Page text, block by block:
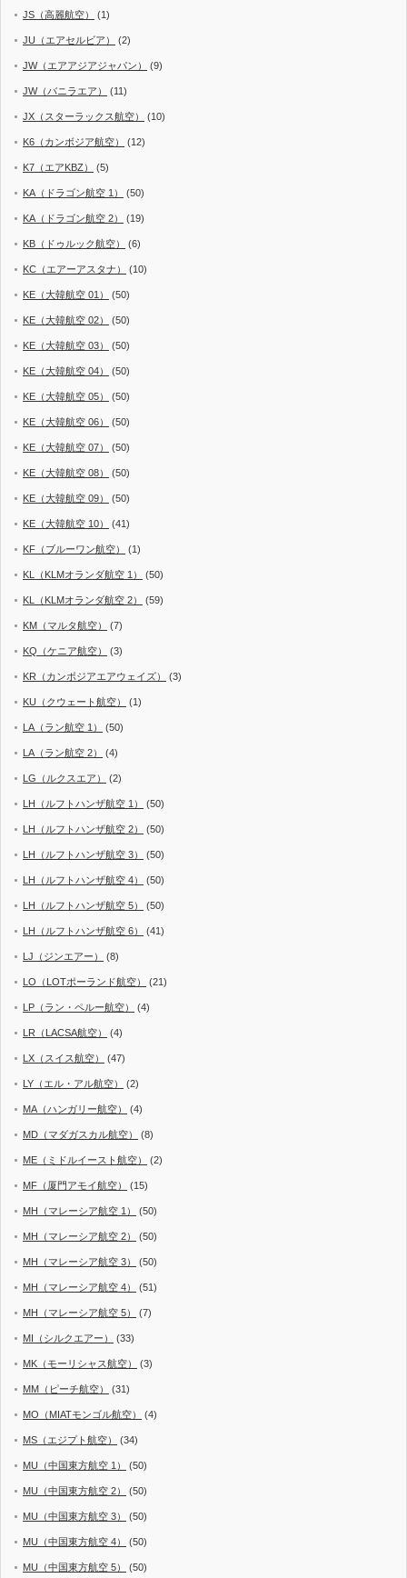
JS（高麗航空） (1)
JU（エアセルビア） (2)
JW（エアアジアジャパン） (9)
JW（バニラエア） (11)
JX（スターラックス航空） (10)
K6（カンボジア航空） (12)
K7（エアKBZ） (5)
KA（ドラゴン航空 1） (50)
KA（ドラゴン航空 2） (19)
KB（ドゥルック航空） (6)
KC（エアーアスタナ） (10)
KE（大韓航空 01） (50)
KE（大韓航空 02） (50)
KE（大韓航空 03） (50)
KE（大韓航空 04） (50)
KE（大韓航空 05） (50)
KE（大韓航空 06） (50)
KE（大韓航空 07） (50)
KE（大韓航空 08） (50)
KE（大韓航空 09） (50)
KE（大韓航空 10） (41)
KF（ブルーワン航空） (1)
KL（KLMオランダ航空 1） (50)
KL（KLMオランダ航空 2） (59)
KM（マルタ航空） (7)
KQ（ケニア航空） (3)
KR（カンボジアエアウェイズ） (3)
KU（クウェート航空） (1)
LA（ラン航空 1） (50)
LA（ラン航空 2） (4)
LG（ルクスエア） (2)
LH（ルフトハンザ航空 1） (50)
LH（ルフトハンザ航空 2） (50)
LH（ルフトハンザ航空 3） (50)
LH（ルフトハンザ航空 4） (50)
LH（ルフトハンザ航空 5） (50)
LH（ルフトハンザ航空 6） (41)
LJ（ジンエアー） (8)
LO（LOTポーランド航空） (21)
LP（ラン・ペルー航空） (4)
LR（LACSA航空） (4)
LX（スイス航空） (47)
LY（エル・アル航空） (2)
MA（ハンガリー航空） (4)
MD（マダガスカル航空） (8)
ME（ミドルイースト航空） (2)
MF（厦門アモイ航空） (15)
MH（マレーシア航空 1） (50)
MH（マレーシア航空 2） (50)
MH（マレーシア航空 3） (50)
MH（マレーシア航空 4） (51)
MH（マレーシア航空 5） (7)
MI（シルクエアー） (33)
MK（モーリシャス航空） (3)
MM（ピーチ航空） (31)
MO（MIATモンゴル航空） (4)
MS（エジプト航空） (34)
MU（中国東方航空 1） (50)
MU（中国東方航空 2） (50)
MU（中国東方航空 3） (50)
MU（中国東方航空 4） (50)
MU（中国東方航空 5） (50)